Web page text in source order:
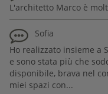
L'architetto Marco è
Sofia
Ho realizzato insieme a
e sono stata più che
disponibile, brava nel
miei spazi con...